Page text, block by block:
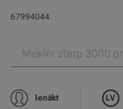
67994044
Ienākt LV